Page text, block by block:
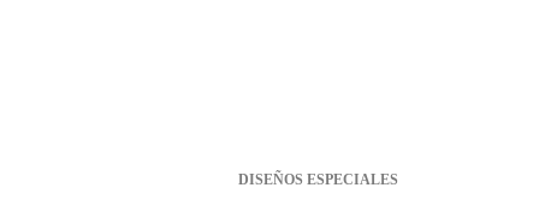
DISEÑOS ESPECIALES